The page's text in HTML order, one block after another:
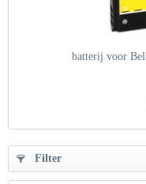
batterij voor
Filter